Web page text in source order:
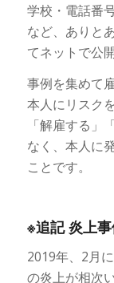
学校・電話番
など、ありと
てネットで公
事例を集めて
本人にリスク
「解雇する」
なく、本人に
ことです。
※追記 炎上
2019年、2月
の炎上が相次